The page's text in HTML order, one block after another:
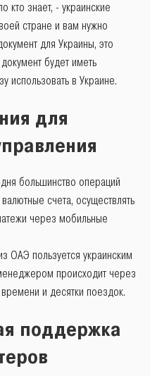
кто знает, - украинские
стране и вам нужно
для Украины, это
будет иметь
использовать в Украине.
для
большинство операций
счета, осуществлять
через мобильные
ОАЭ пользуется украинским
происходит через
и десятки поездок.
поддержка